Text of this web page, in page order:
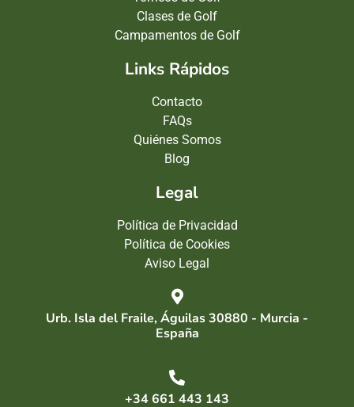
Clases de Golf
Campamentos de Golf
Links Rápidos
Contacto
FAQs
Quiénes Somos
Blog
Legal
Política de Privacidad
Política de Cookies
Aviso Legal
Urb. Isla del Fraile, Águilas 30880 - Murcia -
España
+34 661 443 143